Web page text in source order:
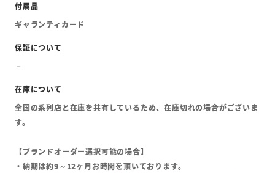
ギャランティカード
全国の系列店と在庫を共有しているため、在庫切れの場合がございま
す。
【ブランドオーダー選択可能の場合】
・納期は約9～12ヶ月お時間を頂いております。